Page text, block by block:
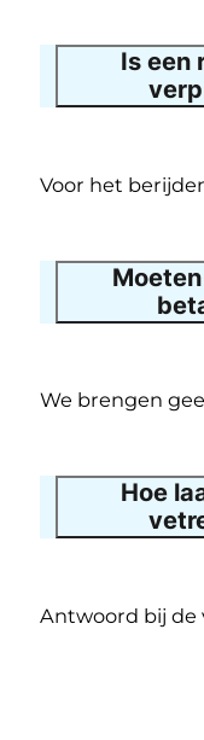
Is een
Voor het
We brengen
Hoe
Antwoord bij de